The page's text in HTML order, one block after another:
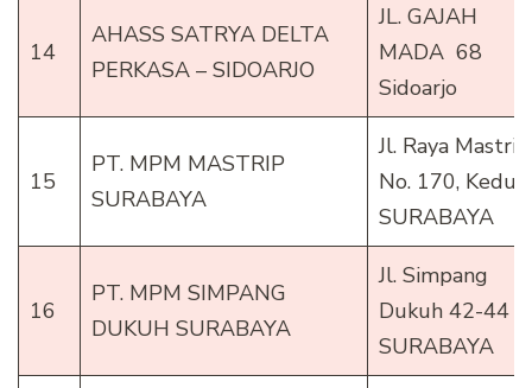
14
AHASS SATRYA DELTA
PERKASA – SIDOARJO
JL. GAJAH
MADA 68
Sidoarjo
15
PT. MPM MASTRIP
SURABAYA
Jl. Raya Mastrip
No. 170,
SURABAYA
16
PT. MPM SIMPANG
DUKUH SURABAYA
Jl. Simpang
Dukuh 42-44
SURABAYA